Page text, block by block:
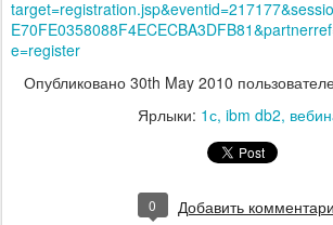
e=register
Опубликовано 30th May 2010
Ярлыки: 1с ibm db2
0 Добавить